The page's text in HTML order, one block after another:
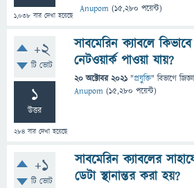
1,038 বার দেখা হয়েছে
Anupom (15,280 পয়েন্ট)
+2
টি ভোট
1
উত্তর
284 বার দেখা হয়েছে
সাবমেরিন ক্যাবলে
নেটওয়ার্ক পাওয়া যায়?
20 অক্টোবর 2021 "প্রযুক্তি" বিভাগে
Anupom (15,280 পয়েন্ট)
+1
টি ভোট
সাবমেরিন ক্যাবলের
ডেটা স্থানান্তর করা হয়?